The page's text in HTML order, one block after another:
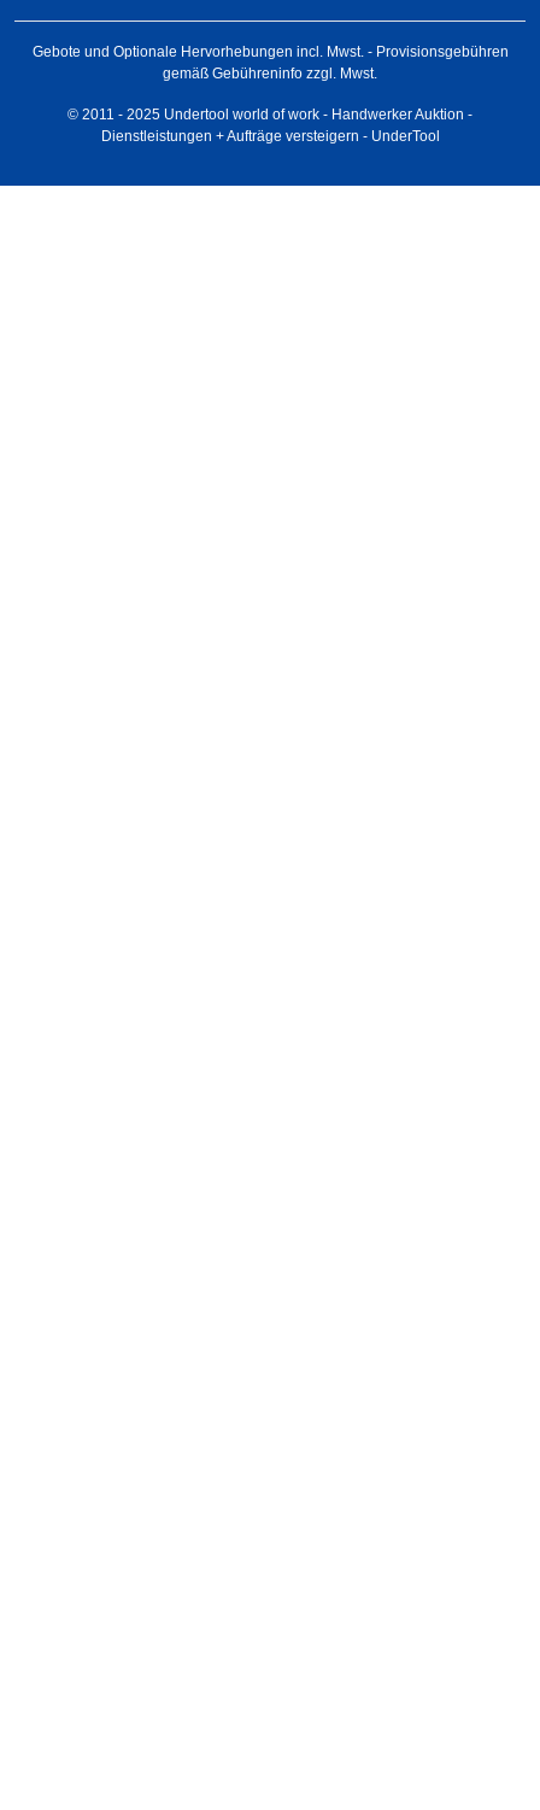
Gebote und Optionale Hervorhebungen incl. Mwst. - Provisionsgebühren
gemäß Gebühreninfo zzgl. Mwst.
© 2011 - 2025 Undertool world of work - Handwerker Auktion -
Dienstleistungen + Aufträge versteigern - UnderTool